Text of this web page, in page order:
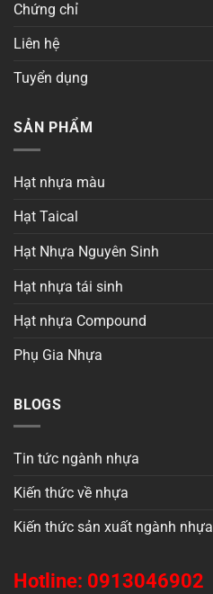
Chứng chỉ
Liên hệ
Tuyển dụng
SẢN PHẨM
Hạt nhựa màu
Hạt Taical
Hạt Nhựa Nguyên Sinh
Hạt nhựa tái sinh
Hạt nhựa Compound
Phụ Gia Nhựa
BLOGS
Tin tức ngành nhựa
Kiến thức về nhựa
Kiến thức sản xuất ngành nhựa
Hotline: 0913046902